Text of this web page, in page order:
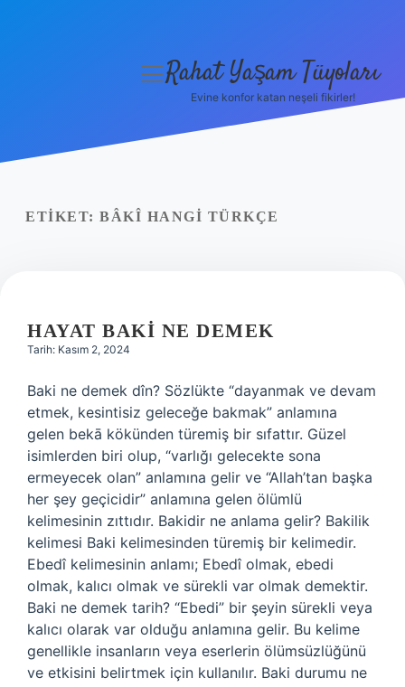
Yasal Uyarı
menüyü
Rahat Yaşam Tüyoları
Evine konfor katan neşeli fikirler!
ETIKET: BÂKÎ HANGI TÜRKÇE
HAYAT BAKI NE DEMEK
Tarih: Kasım 2, 2024
Baki ne demek dîn? Sözlükte “dayanmak ve devam
etmek, kesintisiz geleceğe bakmak” anlamına
gelen bekā kökünden türemiş bir sıfattır. Güzel
isimlerden biri olup, “varlığı gelecekte sona
ermeyecek olan” anlamına gelir ve “Allah’tan başka
her şey geçicidir” anlamına gelen ölümlü
kelimesinin zıttıdır. Bakidir ne anlama gelir? Bakilik
kelimesi Baki kelimesinden türemiş bir kelimedir.
Ebedî kelimesinin anlamı; Ebedî olmak, ebedi
olmak, kalıcı olmak ve sürekli var olmak demektir.
Baki ne demek tarih? “Ebedi” bir şeyin sürekli veya
kalıcı olarak var olduğu anlamına gelir. Bu kelime
genellikle insanların veya eserlerin ölümsüzlüğünü
ve etkisini belirtmek için kullanılır. Baki durumu ne